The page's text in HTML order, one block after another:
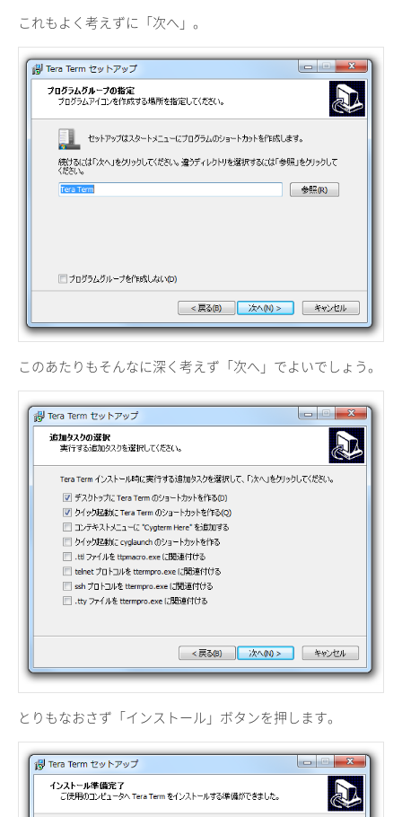
これもよく考えずに「次へ」。
このあたりもそんなに深く考えず「次へ」でよいでしょう。
とりもなおさず「インストール」ボタンを押します。